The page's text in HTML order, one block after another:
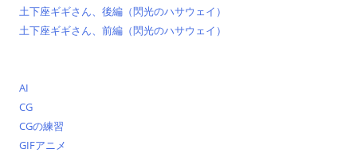
土下座ギギさん、後編（閃光のハサウェイ）
土下座ギギさん、前編（閃光のハサウェイ）
AI
CG
CGの練習
GIFアニメ